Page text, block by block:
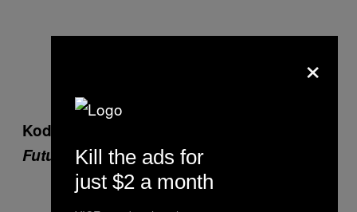
Kode9 + The Spaceape -­
Future
(HYPCD001)
×
Kill the ads for
just $2 a month